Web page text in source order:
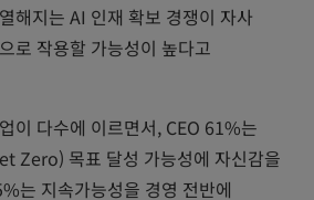
해지는 AI 인재 확보 경쟁이 자사
로 작용할 가능성이 높다고
이 다수에 이르면서, CEO 61%는
Zero) 목표 달성 가능성에 자신감을
는 지속가능성을 경영 전반에